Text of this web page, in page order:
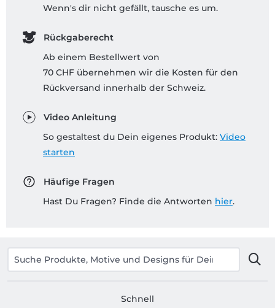
Wenn's dir nicht gefällt, tausche es um.
Rückgaberecht
Ab einem Bestellwert von
70 CHF übernehmen wir die Kosten für den
Rückversand innerhalb der Schweiz.
Video Anleitung
So gestaltest du Dein eigenes Produkt: Video
starten
Häufige Fragen
Hast Du Fragen? Finde die Antworten hier.
Schnell